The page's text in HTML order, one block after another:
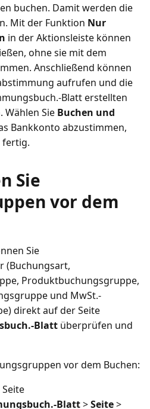
buchen. Damit werden die
Mit der Funktion Nur
in der Aktionsleiste können
ohne sie mit dem
Anschließend können
aufrufen und die
Blatt erstellten
Wählen Sie Buchen und
Bankkonto abzustimmen,
fertig.
Sie
vor dem
Sie
(Buchungsart,
Produktbuchungsgruppe,
und MwSt.-
direkt auf der Seite
Blatt überprüfen und
vor dem Buchen:
Blatt>Seite>